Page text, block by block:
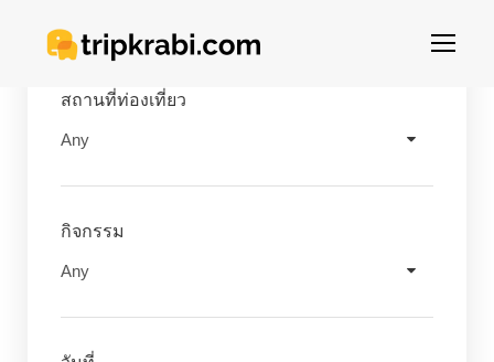
สถานที่ท่องเที่ยว
กิจกรรม